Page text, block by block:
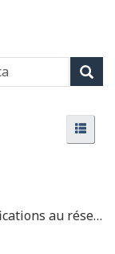
dans l’Est de l’Alberta